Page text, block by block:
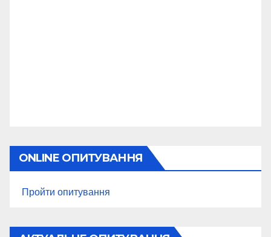
ONLINE ОПИТУВАННЯ
Пройти опитування